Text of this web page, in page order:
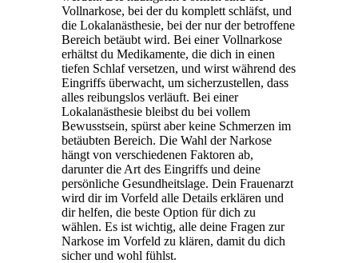
Vollnarkose, bei der du komplett schläfst, und
die Lokalanästhesie, bei der nur der betroffene
Bereich betäubt wird. Bei einer Vollnarkose
erhältst du Medikamente, die dich in einen
tiefen Schlaf versetzen, und wirst während des
Eingriffs überwacht, um sicherzustellen, dass
alles reibungslos verläuft. Bei einer
Lokalanästhesie bleibst du bei vollem
Bewusstsein, spürst aber keine Schmerzen im
betäubten Bereich. Die Wahl der Narkose
hängt von verschiedenen Faktoren ab,
darunter die Art des Eingriffs und deine
persönliche Gesundheitslage. Dein Frauenarzt
wird dir im Vorfeld alle Details erklären und
dir helfen, die beste Option für dich zu
wählen. Es ist wichtig, alle deine Fragen zur
Narkose im Vorfeld zu klären, damit du dich
sicher und wohl fühlst.